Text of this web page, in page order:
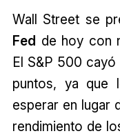
Wall Street se
Fed de hoy con
El S&P 500
puntos, ya que
esperar en lugar
rendimiento de